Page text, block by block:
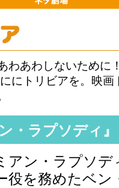
わあわしないため
トリビアを。映画
・ラプソディ』
アン・ラプソ
役を務めたベン